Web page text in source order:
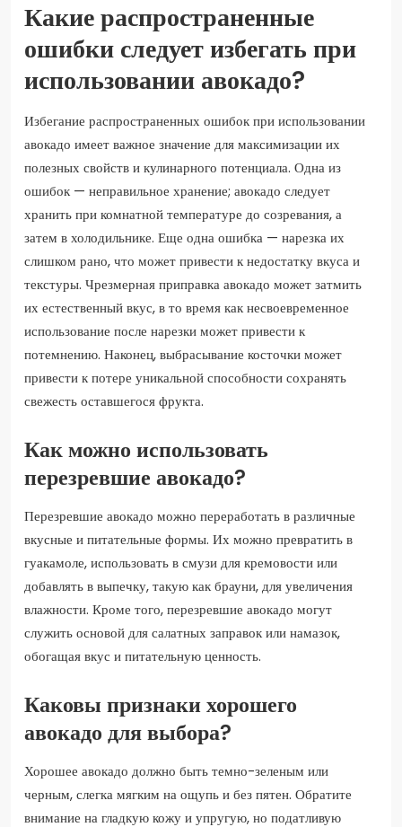
Какие распространенные
ошибки следует избегать при
использовании авокадо?
Избегание распространенных ошибок при использовании
авокадо имеет важное значение для максимизации их
полезных свойств и кулинарного потенциала. Одна из
ошибок — неправильное хранение; авокадо следует
хранить при комнатной температуре до созревания, а
затем в холодильнике. Еще одна ошибка — нарезка их
слишком рано, что может привести к недостатку вкуса и
текстуры. Чрезмерная приправка авокадо может затмить
их естественный вкус, в то время как несвоевременное
использование после нарезки может привести к
потемнению. Наконец, выбрасывание косточки может
привести к потере уникальной способности сохранять
свежесть оставшегося фрукта.
Как можно использовать
перезревшие авокадо?
Перезревшие авокадо можно переработать в различные
вкусные и питательные формы. Их можно превратить в
гуакамоле, использовать в смузи для кремовости или
добавлять в выпечку, такую как брауни, для увеличения
влажности. Кроме того, перезревшие авокадо могут
служить основой для салатных заправок или намазок,
обогащая вкус и питательную ценность.
Каковы признаки хорошего
авокадо для выбора?
Хорошее авокадо должно быть темно-зеленым или
черным, слегка мягким на ощупь и без пятен. Обратите
внимание на гладкую кожу и упругую, но податливую